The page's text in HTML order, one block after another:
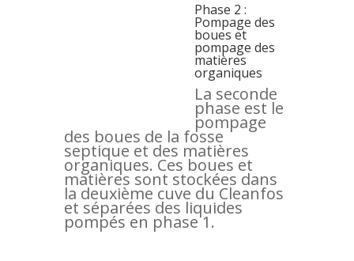
Phase 2 :
Pompage des
boues et
pompage des
matières
organiques
La seconde
phase est le
pompage
des boues de la fosse
septique et des matières
organiques. Ces boues et
matières sont stockées dans
la deuxième cuve du Cleanfos
et séparées des liquides
pompés en phase 1.